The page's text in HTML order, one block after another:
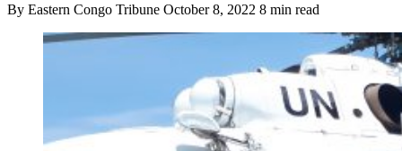
By Eastern Congo Tribune October 8, 2022 8 min read